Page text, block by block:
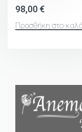
98,00€
Προσθήκη στο